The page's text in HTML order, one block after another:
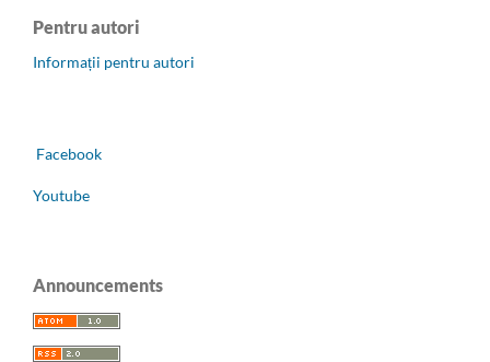
Pentru autori
Informații pentru autori
Facebook
Youtube
Announcements